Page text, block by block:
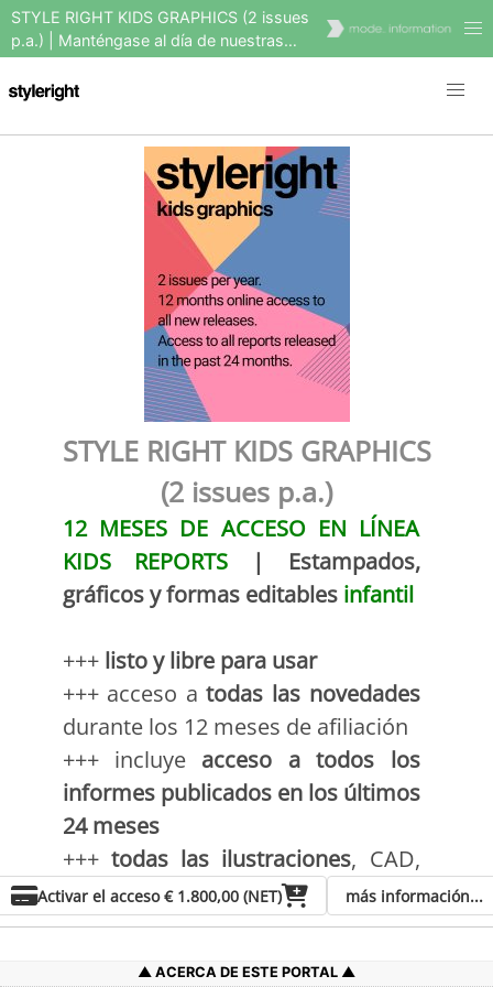
STYLE RIGHT KIDS GRAPHICS (2 issues
p.a.) | Manténgase al día de nuestras
últimas tendencias en moda gráfica y
estampada
STYLE RIGHT KIDS GRAPHICS
(2 issues p.a.)
12 MESES DE ACCESO EN LÍNEA
KIDS REPORTS
| Estampados,
gráficos y formas editables infantil
+++listo y libre para usar
+++ acceso atodas las novedades
durante los 12 meses de afiliación
+++ incluyeacceso a todos los
informes publicados en los últimos
24 meses
+++todas las ilustraciones, CAD,
gráficos e impresiones como
diseños editables¡de uso libre!
Activar el acceso€ 1.800,00 (NET) más información...
ACERCA DE ESTE PORTAL